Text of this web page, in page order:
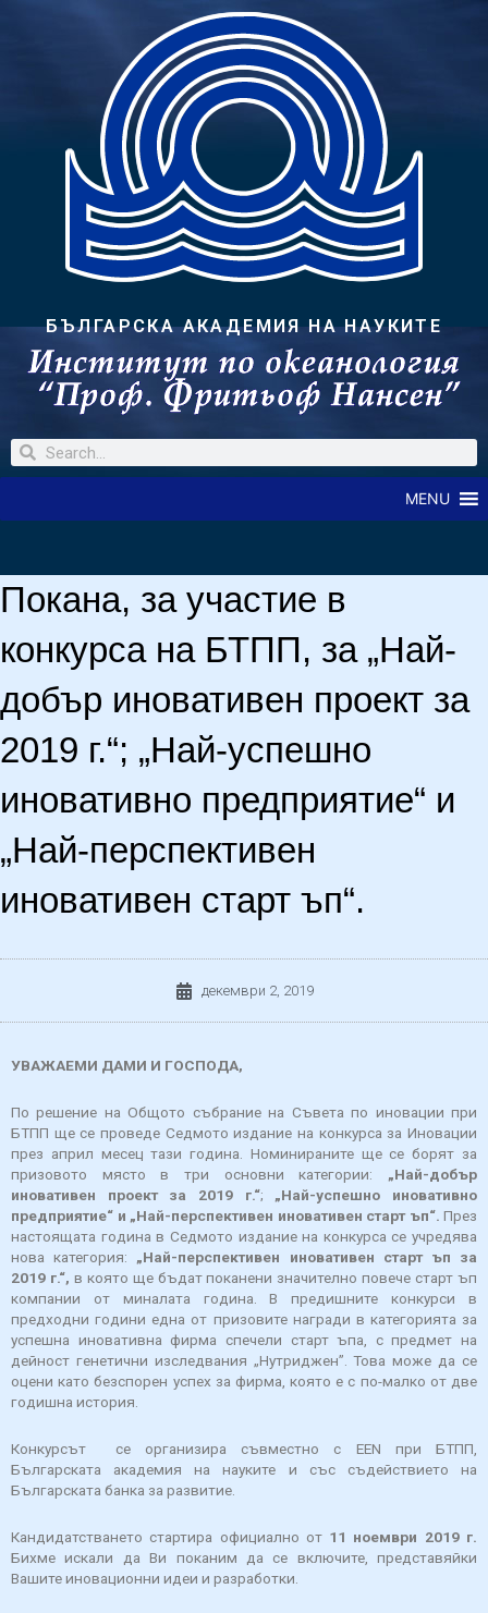
БЪЛГАРСКА АКАДЕМИЯ НА НАУКИТЕ
MENU
Покана, за участие в
конкурса на БТПП, за „Най-
добър иновативен проект за
2019 г.“; „Най-успешно
иновативно предприятие“ и
„Най-перспективен
иновативен старт ъп“.
декември 2, 2019
УВАЖАЕМИ ДАМИ И ГОСПОДА,
По решение на Общото събрание на Съвета по иновации при
БТПП ще се проведе Седмото издание на конкурса за Иновации
през април месец тази година. Номинираните ще се борят за
призовото място в три основни категории: „Най-добър
иновативен проект за 2019 г.“; „Най-успешно иновативно
предприятие“ и „Най-перспективен иновативен старт ъп“. През
настоящата година в Седмото издание на конкурса се учредява
нова категория: „Най-перспективен иновативен старт ъп за
2019 г.“, в която ще бъдат поканени значително повече старт ъп
компании от миналата година. В предишните конкурси в
предходни години една от призовите награди в категорията за
успешна иновативна фирма спечели старт ъпа, с предмет на
дейност генетични изследвания „Нутриджен”. Това може да се
оцени като безспорен успех за фирма, която е с по-малко от две
годишна история.
Конкурсът се организира съвместно с EEN при БТПП,
Българската академия на науките и със съдействието на
Българската банка за развитие.
Кандидатстването стартира официално от 11 ноември 2019 г.
Бихме искали да Ви поканим да се включите, представяйки
Вашите иновационни идеи и разработки.